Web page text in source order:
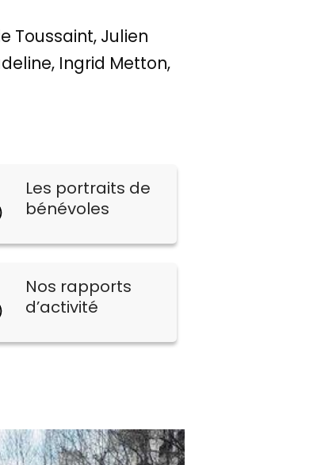
Toussaint, Julien
Ingrid Metton,
Les portraits de
bénévoles
Nos rapports
d’activité